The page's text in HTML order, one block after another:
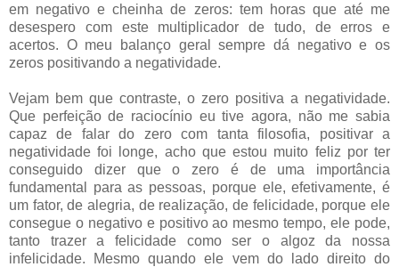
em negativo e cheinha de zeros: tem horas que até me
desespero com este multiplicador de tudo, de erros e
acertos. O meu balanço geral sempre dá negativo e os
zeros positivando a negatividade.
Vejam bem que contraste, o zero positiva a negatividade.
Que perfeição de raciocínio eu tive agora, não me sabia
capaz de falar do zero com tanta filosofia, positivar a
negatividade foi longe, acho que estou muito feliz por ter
conseguido dizer que o zero é de uma importância
fundamental para as pessoas, porque ele, efetivamente, é
um fator, de alegria, de realização, de felicidade, porque ele
consegue o negativo e positivo ao mesmo tempo, ele pode,
tanto trazer a felicidade como ser o algoz da nossa
infelicidade. Mesmo quando ele vem do lado direito do